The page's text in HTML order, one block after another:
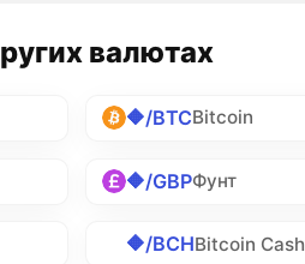
валютах
🔶/BTCBitcoin
🔶/GBPФунт
🔶/BCHBitcoin Cash